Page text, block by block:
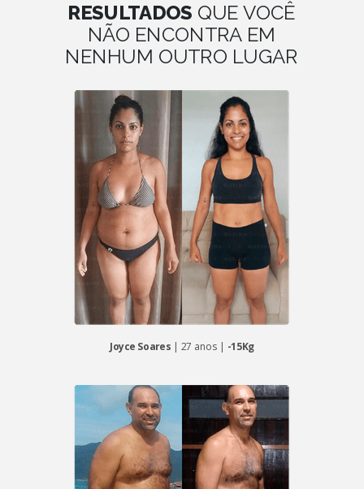
RESULTADOS QUE VOCÊ
NÃO ENCONTRA EM
NENHUM OUTRO LUGAR
Joyce Soares| 27 anos | -15Kg